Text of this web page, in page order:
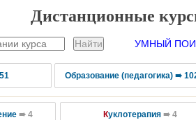
Дистанционные
УМНЫЙ
Образование (педагогика) ➠
➠ 4 Куклотерапия ➠ 4